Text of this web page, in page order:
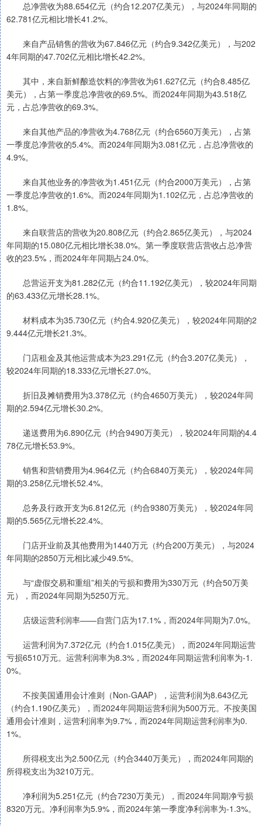
总净营收为88.654亿元（约合12.207亿美元），与2024年同期的
62.781亿元相比增长41.2%。
来自产品销售的营收为67.846亿元（约合9.342亿美元），与202
4年同期的47.702亿元相比增长42.2%。
其中，来自新鲜酿造饮料的净营收为61.627亿元（约合8.485亿
美元），占第一季度总净营收的69.5%。而2024年同期为43.518亿
元，占总净营收的69.3%。
来自其他产品的净营收为4.768亿元（约合6560万美元），占第
一季度总净营收的5.4%。而2024年同期为3.081亿元，占总净营收的
4.9%。
来自其他业务的净营收为1.451亿元（约合2000万美元），占第
一季度总净营收的1.6%。而2024年同期为1.102亿元，占总净营收的
1.8%。
来自联营店的营收为20.808亿元（约合2.865亿美元），与2024
年同期的15.080亿元相比增长38.0%。第一季度联营店营收占总净营
收的23.5%，而2024年年同期占24.0%。
总营运开支为81.282亿元（约合11.192亿美元），较2024年同期
的63.433亿元增长28.1%。
材料成本为35.730亿元（约合4.920亿美元），较2024年同期的2
9.444亿元增长21.3%。
门店租金及其他运营成本为23.291亿元（约合3.207亿美元），
较2024年同期的18.333亿元增长27.0%。
折旧及摊销费用为3.378亿元（约合4650万美元），较2024年同
期的2.594亿元增长30.2%。
递送费用为6.890亿元（约合9490万美元），较2024年同期的4.4
78亿元增长53.9%。
销售和营销费用为4.964亿元（约合6840万美元），较2024年同
期的3.258亿元增长52.4%。
总务及行政开支为6.812亿元（约合9380万美元），较2024年同
期的5.565亿元增长22.4%。
门店开业前及其他费用为1440万元（约合200万美元），与2024
年同期的2850万元相比减少49.5%。
与“虚假交易和重组”相关的亏损和费用为330万元（约合50万美
元），而2024年同期为5250万元。
店级运营利润率——自营门店为17.1%，而2024年同期为7.0%。
运营利润为7.372亿元（约合1.015亿美元），而2024年同期运营
亏损6510万元。运营利润率为8.3%，而2024年同期运营利润率为-1.
0%。
不按美国通用会计准则（Non-GAAP），运营利润为8.643亿元
（约合1.190亿美元），而2024年同期运营利润为500万元。不按美国
通用会计准则，运营利润率为9.7%，而2024年同期运营利润率为0.
1%。
所得税支出为2.500亿元（约合3440万美元），而2024年同期的
所得税支出为3210万元。
净利润为5.251亿元（约合7230万美元），而2024年同期净亏损
8320万元。净利润率为5.9%，而2024年第一季度净利润率为-1.3%。